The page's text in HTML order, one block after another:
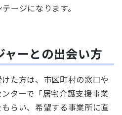
ージになります。
ャーとの出会い方
た方は、市区町村の窓口や
ターで「居宅介護支援事業
らい、希望する事業所に直